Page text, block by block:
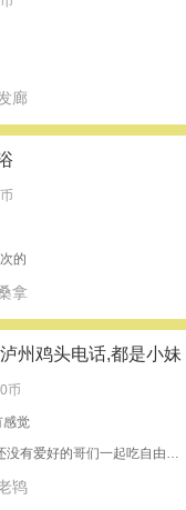
廊
的
拿
州鸡头电话,都是小妹
币
感觉
很满意,小妹水嫩,到现在还没有爱好的哥们一起吃自由餐有点遗憾吧
鸨